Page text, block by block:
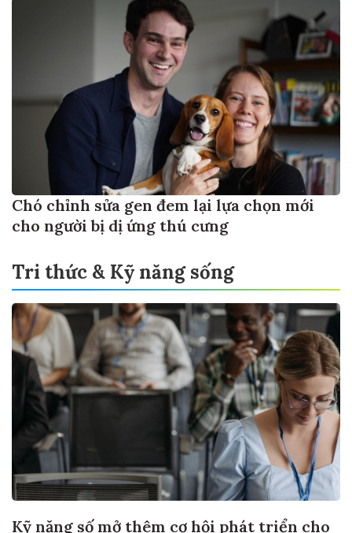
Chó chỉnh sửa gen đem lại lựa chọn mới
cho người bị dị ứng thú cưng
Tri thức & Kỹ năng sống
Kỹ năng số mở thêm cơ hội phát triển cho